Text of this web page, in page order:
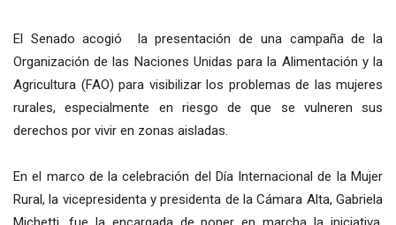
El Senado acogió la presentación de una campaña de la
Organización de las Naciones Unidas para la Alimentación y la
Agricultura (FAO) para visibilizar los problemas de las mujeres
rurales, especialmente en riesgo de que se vulneren sus
derechos por vivir en zonas aisladas.
En el marco de la celebración del Día Internacional de la Mujer
Rural, la vicepresidenta y presidenta de la Cámara Alta, Gabriela